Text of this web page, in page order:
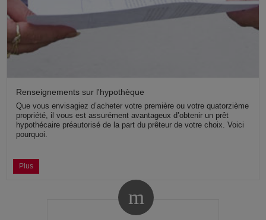
Renseignements sur l'hypothèque
Que vous envisagiez d’acheter votre première ou votre quatorzième
propriété, il vous est assurément avantageux d’obtenir un prêt
hypothécaire préautorisé de la part du prêteur de votre choix. Voici
pourquoi.
Plus